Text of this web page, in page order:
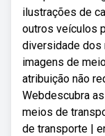
ilustrações de
outros veículos
diversidade dos
imagens de
atribuição não
Webdescubra
meios de
de transporte |